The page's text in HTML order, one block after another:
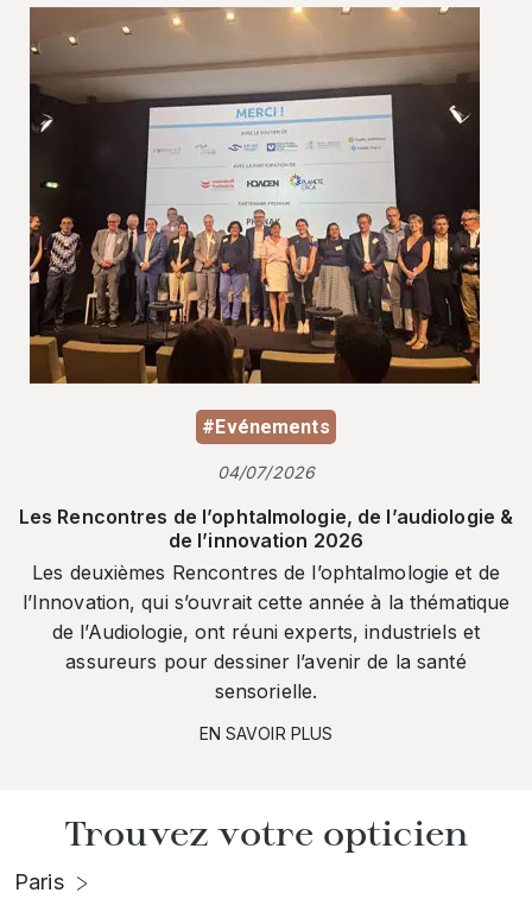
#Evénements
04/07/2026
Les Rencontres de l’ophtalmologie, de l’audiologie &
de l’innovation 2026
Les deuxièmes Rencontres de l’ophtalmologie et de
l’Innovation, qui s’ouvrait cette année à la thématique
de l’Audiologie, ont réuni experts, industriels et
assureurs pour dessiner l’avenir de la santé
sensorielle.
EN SAVOIR PLUS
Trouvez votre opticien
Paris